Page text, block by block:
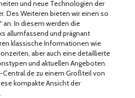
und neue Technologien der
Des Weiteren bieten wir einen so
an. In diesem werden die
allumfassend und prägnant
klassische Informationen wie
aber auch eine detaillierte
und aktuellen Angeboten.
Central.de zu einem Großteil von
kompakte Ansicht der